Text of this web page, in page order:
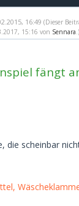
16:49 (Dieser
15:16 von Sennara.)
fängt
die scheinbar